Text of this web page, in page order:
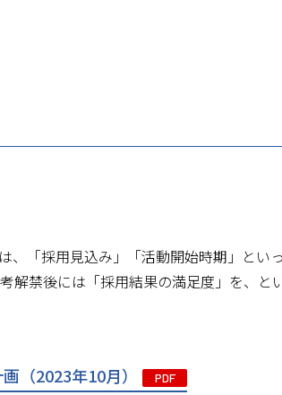
、「採用見込み」「活動開始時期」とい
解禁後には「採用結果の満足度」を、と
（2023年10月） PDF